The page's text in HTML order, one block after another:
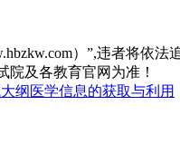
）”,违者将依法
及各教育官网为准！
纲医学信息的获取与利用